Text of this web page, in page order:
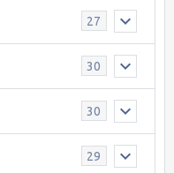
27
30
30
29